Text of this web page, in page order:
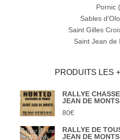
Pornic
Sables
Saint Gilles
Saint Jean de
PRODUITS LES
RALLYE
JEAN DE MONTS
80€
RALLYE DE
JEAN DE MONTS